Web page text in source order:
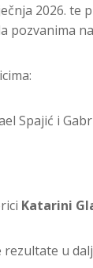
2026.
pozvanima na
Spajić i
Katarini
u